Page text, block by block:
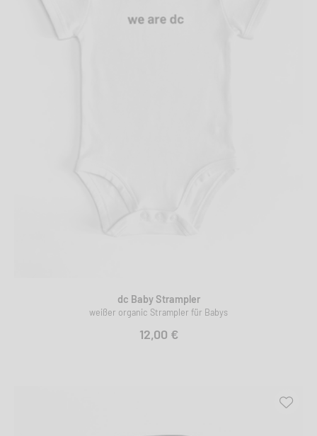
dc Baby Strampler
weißer organic Strampler für Babys
12,00 €